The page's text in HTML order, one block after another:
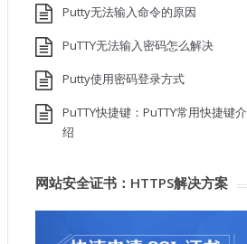
Putty无法输入命令的原因
PuTTY无法输入密码怎么解决
Putty使用密码登录方式
PuTTY快捷键：PuTTY常用快捷键介
绍
网站安全证书：HTTPS解决方案